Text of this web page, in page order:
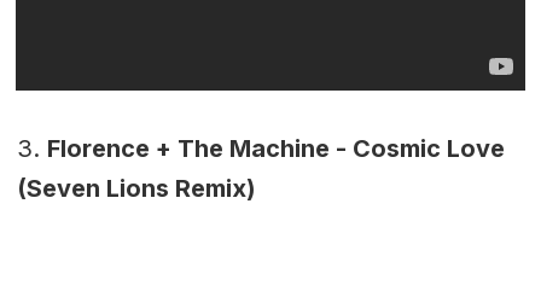
3. Florence + The Machine - Cosmic Love
(Seven Lions Remix)